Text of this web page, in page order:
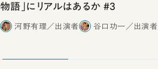
物語」にリアルはあるか #3
河野有理／出演者 谷口功一／出演者